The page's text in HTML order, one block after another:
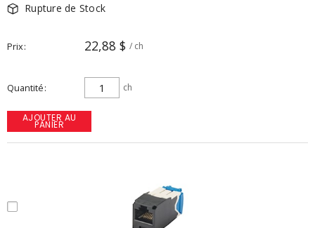
Rupture de Stock
Prix 22,88 $ / ch
Quantité ch
AJOUTER AU
PANIER